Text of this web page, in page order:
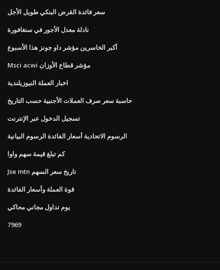
سعر فائدة القرض البنكي طويل الأجل
نادلة معدل الأجور في سنغافورة
أكبر الخاسرين مؤشر داو جونز هذا الأسبوع
Msci acwi مؤشر قطاع الأوزان
اخبار العملة النيوزيلندية
حاسبة سعر صرف العملات الأجنبية حسب التاريخ
تسجيل الدخول عبر الإنترنت
الرسوم الاتحادية أسعار الفائدة الرسوم البيانية
كم تبلغ قيمة سهم واوا
Jse mtn تاريخ سعر السهم
قوة العملة وأسعار الفائدة
يوم تداول مجاني محاكي
7969